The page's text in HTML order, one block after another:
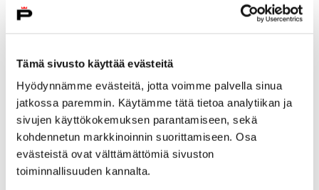
Tämä sivusto käyttää evästeitä
Hyödynnämme evästeitä, jotta voimme palvella sinua
jatkossa paremmin. Käytämme tätä tietoa analytiikan ja
sivujen käyttökokemuksen parantamiseen, sekä
kohdennetun markkinoinnin suorittamiseen. Osa
evästeistä ovat välttämättömiä sivuston
toiminnallisuuden kannalta.